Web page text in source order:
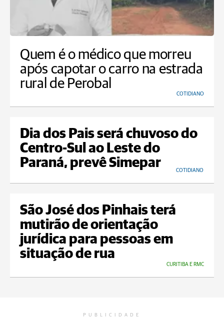
Quem é o médico que morreu
após capotar o carro na estrada
rural de Perobal
COTIDIANO
Dia dos Pais será chuvoso do
Centro-Sul ao Leste do
Paraná, prevê Simepar
COTIDIANO
São José dos Pinhais terá
mutirão de orientação
jurídica para pessoas em
situação de rua
CURITIBA E RMC
PUBLICIDADE